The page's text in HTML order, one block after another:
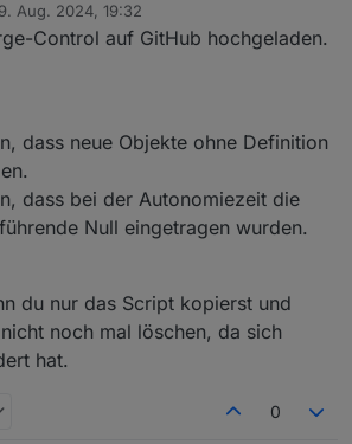
überprüft, ob bei den Instanzeinstellungen
rscp Adapter __SET_POWER
auf 0 eingestellt ist.
SET_POWER_MODE nicht auf 0
DebugLog behoben, wo zweimal die
Werte sID_PvLeistung_ADD_W addiert
(Danke an@psrelaxfür den Hinweis)
Optimierungen und Fehler behoben für
neu erstellt. Es wird jetzt der
für jeden Tag, getrennt in Verbrauch
Nacht berechnet.
Autonomiezeit in VIS wurde dadurch
mit dem neuen Durchschnittsverbrauch
Aug. 2024, 19:32
von
Control auf GitHub hochgeladen.
dass neue Objekte ohne Definition
dass bei der Autonomiezeit die
Null eingetragen wurden.
du nur das Script kopierst und
noch mal löschen, da sich
hat.
0